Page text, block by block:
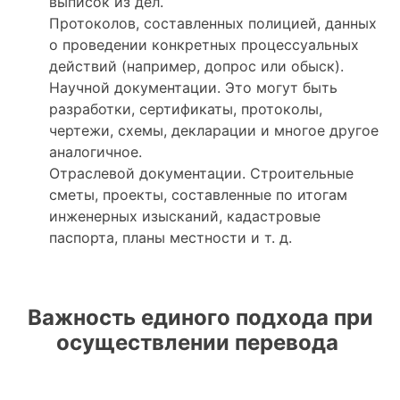
Протоколов, составленных полицией, данных
о проведении конкретных процессуальных
действий (например, допрос или обыск).
Научной документации. Это могут быть
разработки, сертификаты, протоколы,
чертежи, схемы, декларации и многое другое
аналогичное.
Отраслевой документации. Строительные
сметы, проекты, составленные по итогам
инженерных изысканий, кадастровые
паспорта, планы местности и т. д.
Важность единого подхода при
осуществлении перевода